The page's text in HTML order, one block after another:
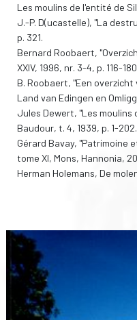
Les moulins de l'entité de
J.-P. D(ucastelle), "La
p. 321.
Bernard Roobaert,
XXIV, 1996, nr. 3-4, p. 116-
B. Roobaert, "Een
Land van Edingen en
Jules Dewert, "Les moulins
Baudour, t. 4, 1939, p. 1-202.
Gérard Bavay, "Patrimoine
tome XI, Mons, Hannonia,
Herman Holemans, De